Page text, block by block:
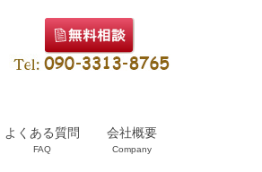
よくある質問
FAQ
会社概要
Company